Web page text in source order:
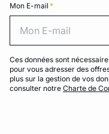
Mon E-mail *
Ces données sont
pour vous adresser des
plus sur la gestion de vos
consulter notre Charte de